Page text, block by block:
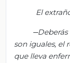
El
Deberás
son iguales, el
que lleva